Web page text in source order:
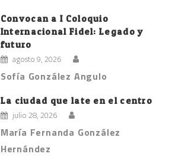
Convocan a I Coloquio
Internacional Fidel: Legado y
futuro
agosto 9, 2026
Sofía González Angulo
La ciudad que late en el centro
julio 28, 2026
María Fernanda González
Hernández